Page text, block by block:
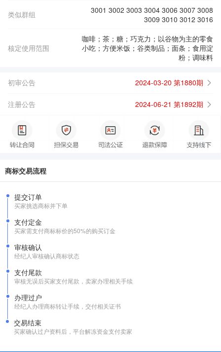
类似群组
3001 3002 3003 3004 3006 3007 3008
3009 3010 3012 3016
核定使用范围
咖啡；茶；糖；巧克力；以谷物为主的零食
小吃；方便米饭；谷类制品；面条；食用淀
粉；调味料
初审公告 2024-03-20 第1880期
注册公告 2024-06-21 第1892期
商标交易流程
提交订单
买家挑选商标并下单
支付定金
买家需支付商标标价的50%的购买订金
审核确认
经纪人审核确认商标状态
支付尾款
审核无误后买家支付尾款，卖家办理相关手续
办理过户
经纪人办理商标转让手续，交付相关证书
交易结束
买家确认过户资料后，平台解冻资金支付卖家